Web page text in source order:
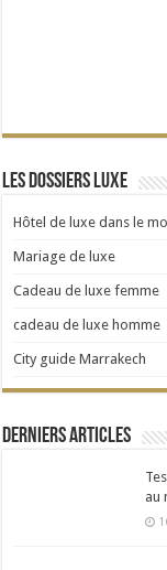
Les dossiers Luxe
Hôtel de luxe dans le
Mariage de luxe
Cadeau de luxe femme
cadeau de luxe homme
City guide Marrakech
Derniers articles
au